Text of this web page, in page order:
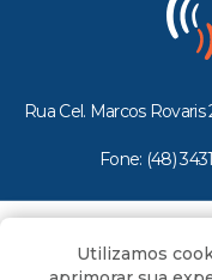
Rua Cel. Marcos Rovaris
Fone: (48)
Todos os
Utilizamos